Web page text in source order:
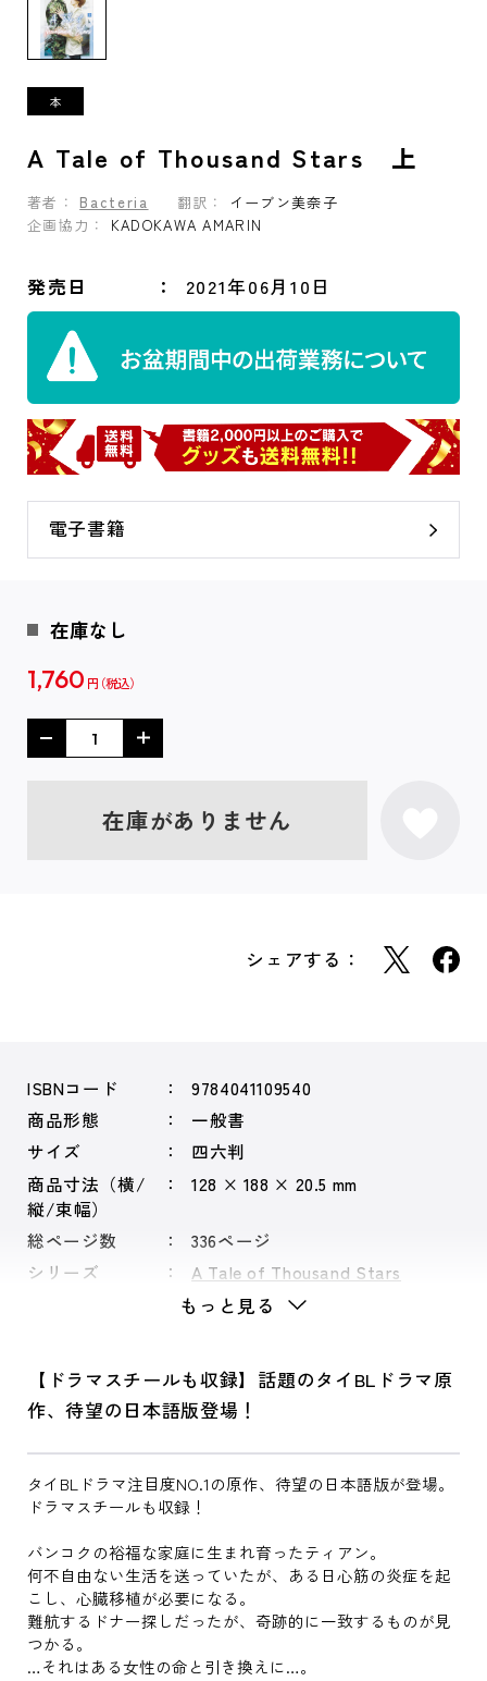
A Tale of Thousand Stars 上
著者： Bacteria 翻訳：
イーブン美奈子
企画協力：
KADOKAWA AMARIN
発売日 2021年06月10日
電子書籍
在庫なし
1,760 円
在庫がありません
シェアする：
ISBNコード
9784041109540
商品形態
一般書
サイズ
四六判
商品寸法（横/
縦/束幅）
128 × 188 × 20.5 mm
総ページ数
336ページ
シリーズ
A Tale of Thousand Stars
もっと見る
【ドラマスチールも収録】話題のタイBLドラマ原
作、待望の日本語版登場！
タイBLドラマ注目度NO.1の原作、待望の日本語版が登場。
ドラマスチールも収録！
バンコクの裕福な家庭に生まれ育ったティアン。
何不自由ない生活を送っていたが、ある日心筋の炎症を起
こし、心臓移植が必要になる。
難航するドナー探しだったが、奇跡的に一致するものが見
つかる。
…それはある女性の命と引き換えに…。